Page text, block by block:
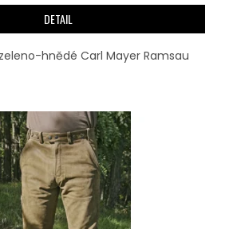
DETAIL
hnědé Carl Mayer Ramsau